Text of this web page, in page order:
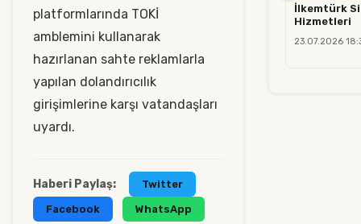
platformlarında TOKİ
amblemini kullanarak
hazırlanan sahte reklamlarla
yapılan dolandırıcılık
girişimlerine karşı vatandaşları
uyardı.
Haberi Paylaş: Twitter
Facebook WhatsApp
İlkemtürk
Hizmetleri
23.07.2026